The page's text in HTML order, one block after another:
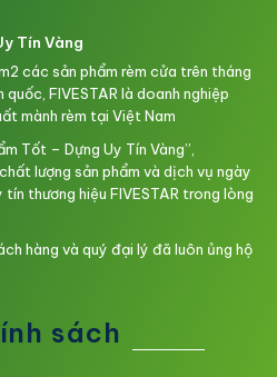
Tín Vàng
các sản phẩm rèm cửa trên tháng
FIVESTAR là doanh nghiệp
mành rèm tại Việt Nam
Tốt – Dựng Uy Tín Vàng”,
lượng sản phẩm và dịch vụ ngày
thương hiệu FIVESTAR trong lòng
hàng và quý đại lý đã luôn ủng hộ
sách